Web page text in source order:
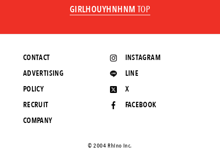
GIRLHOUYHNHNM TOP
INSTAGRAM
LINE
X
FACEBOOK
CONTACT
ADVERTISING
POLICY
RECRUIT
COMPANY
©️ 2004 Rhino Inc.